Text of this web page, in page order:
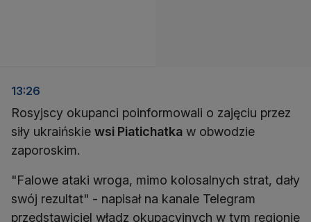
13:26
Rosyjscy okupanci poinformowali o zajęciu przez
siły ukraińskie wsi Piatichatka w obwodzie
zaporoskim.
"Falowe ataki wroga, mimo kolosalnych strat, dały
swój rezultat" - napisał na kanale Telegram
przedstawiciel władz okupacyjnych w tym regionie